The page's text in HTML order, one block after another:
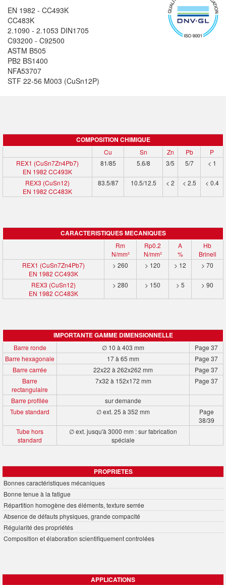
EN 1982 - CC493K
CC483K
2.1090 - 2.1053 DIN1705
C93200 - C92500
ASTM B505
PB2 BS1400
NFA53707
STF 22-56 M003 (CuSn12P)
COMPOSITION CHIMIQUE
Cu Sn Zn Pb
P
REX1 (CuSn7Zn4Pb7)
EN 1982 CC493K
81/85 5.6/8 3/5 5/7 < 1
REX3 (CuSn12)
EN 1982 CC483K
83.5/87 10.5/12.5 < 2 < 2.5 < 0.4
CARACTERISTIQUES MECANIQUES
Rm
N/mm²
Rp0.2
N/mm²
A
%
Hb
Brinell
REX1 (CuSn7Zn4Pb7)
EN 1982 CC493K
> 260 > 120 > 12 > 70
REX3 (CuSn12)
EN 1982 CC483K
> 280 > 150 > 5 > 90
IMPORTANTE GAMME DIMENSIONNELLE
Barre ronde ∅ 10 à 403 mm
Page 37
Barre hexagonale
17 à 65 mm
Page 37
Barre carrée
22x22 à 262x262 mm
Page 37
Barre
rectangulaire
7x32 à 152x172 mm Page 37
Barre profilée
sur demande
Tube standard
∅ ext. 25 à 352 mm
Page
38/39
Tube hors
standard
∅ ext. jusqu'à 3000 mm : sur fabrication
spéciale
PROPRIETES
Bonnes caractéristiques mécaniques
Bonne tenue à la fatigue
Répartition homogène des éléments, texture serrée
Absence de défauts physiques, grande compacité
Régularité des propriétés
Composition et élaboration scientifiquement controlées
APPLICATIONS